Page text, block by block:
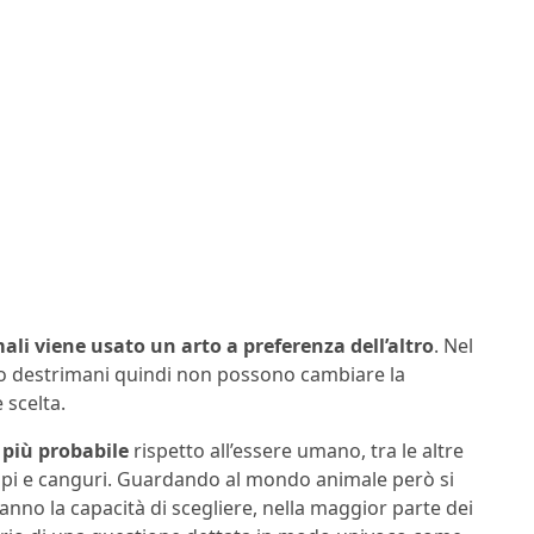
viene usato un arto a preferenza dell’altro. Nel
destrimani quindi non possono cambiare la
scelta.
probabile rispetto all’essere umano, tra le altre
e canguri. Guardando al mondo animale però si
la capacità di scegliere, nella maggior parte dei